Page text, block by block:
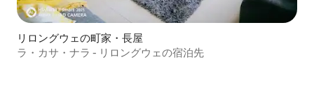
リロングウェの町家・長屋
ラ・カサ・ナラ - リロングウェの宿泊先